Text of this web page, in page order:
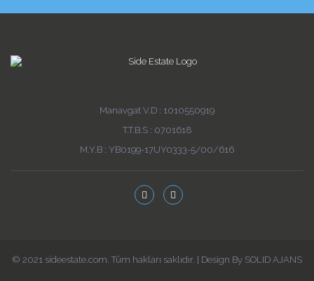
Manavgat V.D : 1010550919
T.T.B.S : 0701618
M.Y.B : YB0199-17UY0333-5/00/616
© 2021 sideestate.com. Tüm hakları saklıdır. | Design By SOLID AJANS